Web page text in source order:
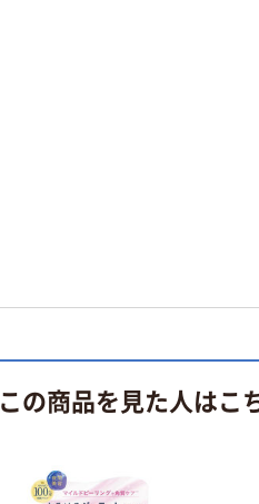
この商品を見た人はこ